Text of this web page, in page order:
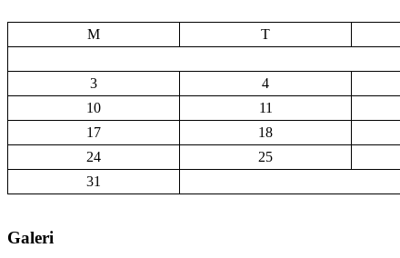
M
T
3
4
10
11
17
18
24
25
31
Galeri